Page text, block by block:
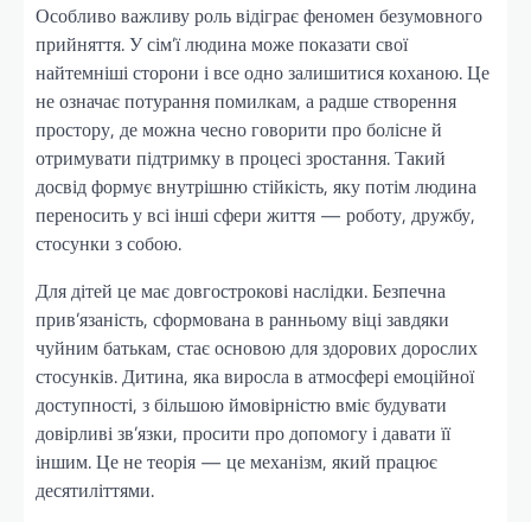
Особливо важливу роль відіграє феномен безумовного
прийняття. У сім’ї людина може показати свої
найтемніші сторони і все одно залишитися коханою. Це
не означає потурання помилкам, а радше створення
простору, де можна чесно говорити про болісне й
отримувати підтримку в процесі зростання. Такий
досвід формує внутрішню стійкість, яку потім людина
переносить у всі інші сфери життя — роботу, дружбу,
стосунки з собою.
Для дітей це має довгострокові наслідки. Безпечна
прив’язаність, сформована в ранньому віці завдяки
чуйним батькам, стає основою для здорових дорослих
стосунків. Дитина, яка виросла в атмосфері емоційної
доступності, з більшою ймовірністю вміє будувати
довірливі зв’язки, просити про допомогу і давати її
іншим. Це не теорія — це механізм, який працює
десятиліттями.